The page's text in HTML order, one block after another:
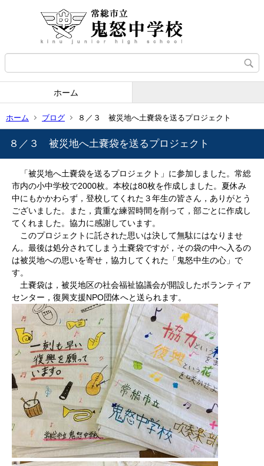
ホーム
ホーム ブログ ８／３ 被災地へ土嚢袋を送るプロジェクト
８／３ 被災地へ土嚢袋を送るプロジェクト
「被災地へ土嚢袋を送るプロジェクト」に参加しました。常総
市内の小中学校で2000枚。本校は80枚を作成しました。夏休み
中にもかかわらず，登校してくれた３年生の皆さん，ありがとう
ございました。また，貴重な練習時間を削って，部ごとに作成し
てくれました。協力に感謝しています。
このプロジェクトに託された思いは決して無駄にはなりませ
ん。最後は処分されてしまう土嚢袋ですが，その袋の中へ入るの
は被災地への思いを寄せ，協力してくれた「鬼怒中生の心」で
す。
土嚢袋は，被災地区の社会福祉協議会が開設したボランティア
センター，復興支援NPO団体へと送られます。